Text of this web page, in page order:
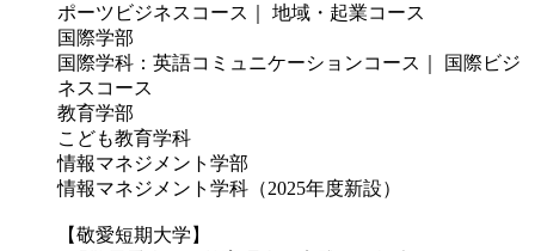
ポーツビジネスコース｜ 地域・起業コース
国際学部
国際学科：英語コミュニケーションコース｜ 国際ビジ
ネスコース
教育学部
こども教育学科
情報マネジメント学部
情報マネジメント学科（2025年度新設）
【敬愛短期大学】